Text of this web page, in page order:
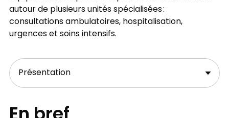
autour de plusieurs unités spécialisées :
consultations ambulatoires, hospitalisation,
urgences et soins intensifs.